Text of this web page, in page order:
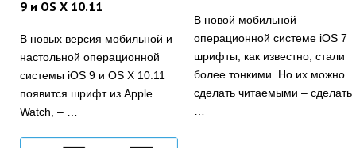
9 и OS X 10.11
В новых версия мобильной и
настольной операционной
системы iOS 9 и OS X 10.11
появится шрифт из Apple
Watch, – …
В новой мобильной
операционной системе iOS 7
шрифты, как известно, стали
более тонкими. Но их можно
сделать читаемыми – сделать